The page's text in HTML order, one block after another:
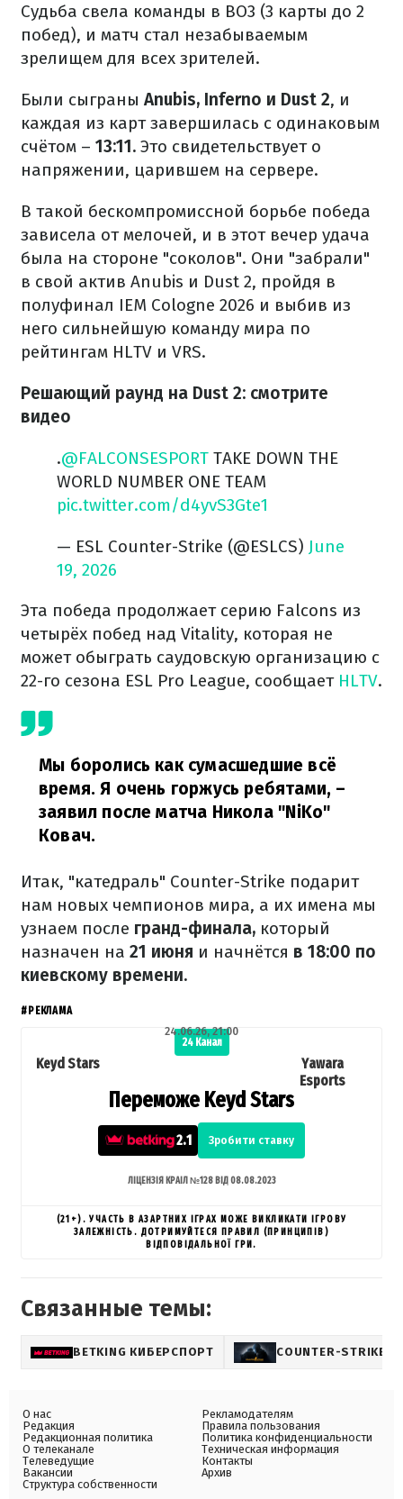
Судьба свела команды в BO3 (3 карты до 2
побед), и матч стал незабываемым
зрелищем для всех зрителей.
Были сыграны Anubis, Inferno и Dust 2, и
каждая из карт завершилась с одинаковым
счётом – 13:11. Это свидетельствует о
напряжении, царившем на сервере.
В такой бескомпромиссной борьбе победа
зависела от мелочей, и в этот вечер удача
была на стороне "соколов". Они "забрали"
в свой актив Anubis и Dust 2, пройдя в
полуфинал IEM Cologne 2026 и выбив из
него сильнейшую команду мира по
рейтингам HLTV и VRS.
Решающий раунд на Dust 2: смотрите
видео
.@FALCONSESPORT TAKE DOWN THE
WORLD NUMBER ONE TEAM
pic.twitter.com/d4yvS3Gte1
— ESL Counter-Strike (@ESLCS) June
19, 2026
Эта победа продолжает серию Falcons из
четырёх побед над Vitality, которая не
может обыграть саудовскую организацию с
22-го сезона ESL Pro League, сообщает HLTV.
Мы боролись как сумасшедшие всё
время. Я очень горжусь ребятами, –
заявил после матча Никола "⁠NiKo"
Ковач.
Итак, "катедраль" Counter-Strike подарит
нам новых чемпионов мира, а их имена мы
узнаем после гранд-финала, который
назначен на 21 июня и начнётся в 18:00 по
киевскому времени.
#РЕКЛАМА
24 Канал
Keyd Stars
24.06.26, 21:00
Переможе Keyd Stars
2.1 Зробити ставку
Yawara
Esports
ЛІЦЕНЗІЯ КРАІЛ №128 ВІД 08.08.2023
(21+). УЧАСТЬ В АЗАРТНИХ ІГРАХ МОЖЕ ВИКЛИКАТИ ІГРОВУ
ЗАЛЕЖНІСТЬ. ДОТРИМУЙТЕСЯ ПРАВИЛ (ПРИНЦИПІВ)
ВІДПОВІДАЛЬНОЇ ГРИ.
Связанные темы:
BETKING КИБЕРСПОРТ COUNTER-STRIKE
О нас
Редакция
Редакционная политика
О телеканале
Телеведущие
Вакансии
Структура собственности
Рекламодателям
Правила пользования
Политика конфиденциальности
Техническая информация
Контакты
Архив